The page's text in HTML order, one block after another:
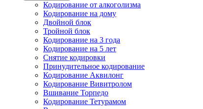
Кодирование от алкоголизма
Кодирование на дому
Двойной блок
Тройной блок
Кодирование на 3 года
Кодирование на 5 лет
Снятие кодировки
Принудительное кодирование
Кодирование Аквилонг
Кодирование Вивитролом
Вшивание Торпедо
Кодирование Тетурамом